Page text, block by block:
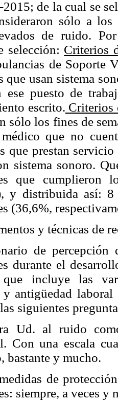
2015; de la cual se
sólo a los
de ruido.
selección: Criterios
de Soporte
que usan sistema
ese puesto de
escrito. Criterios
sólo los fines de
que no
que prestan
sistema sonoro.
que
y distribuida así: 8
(36,6%,
y técnicas de
de
durante el
incluye las
y antigüedad
siguientes
Ud. al ruido
Con una escala
bastante y mucho.
de
siempre, a veces y